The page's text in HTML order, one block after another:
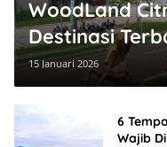
WoodLand
Destinasi
Harga yang
15 Januari 2026
6
Wajib